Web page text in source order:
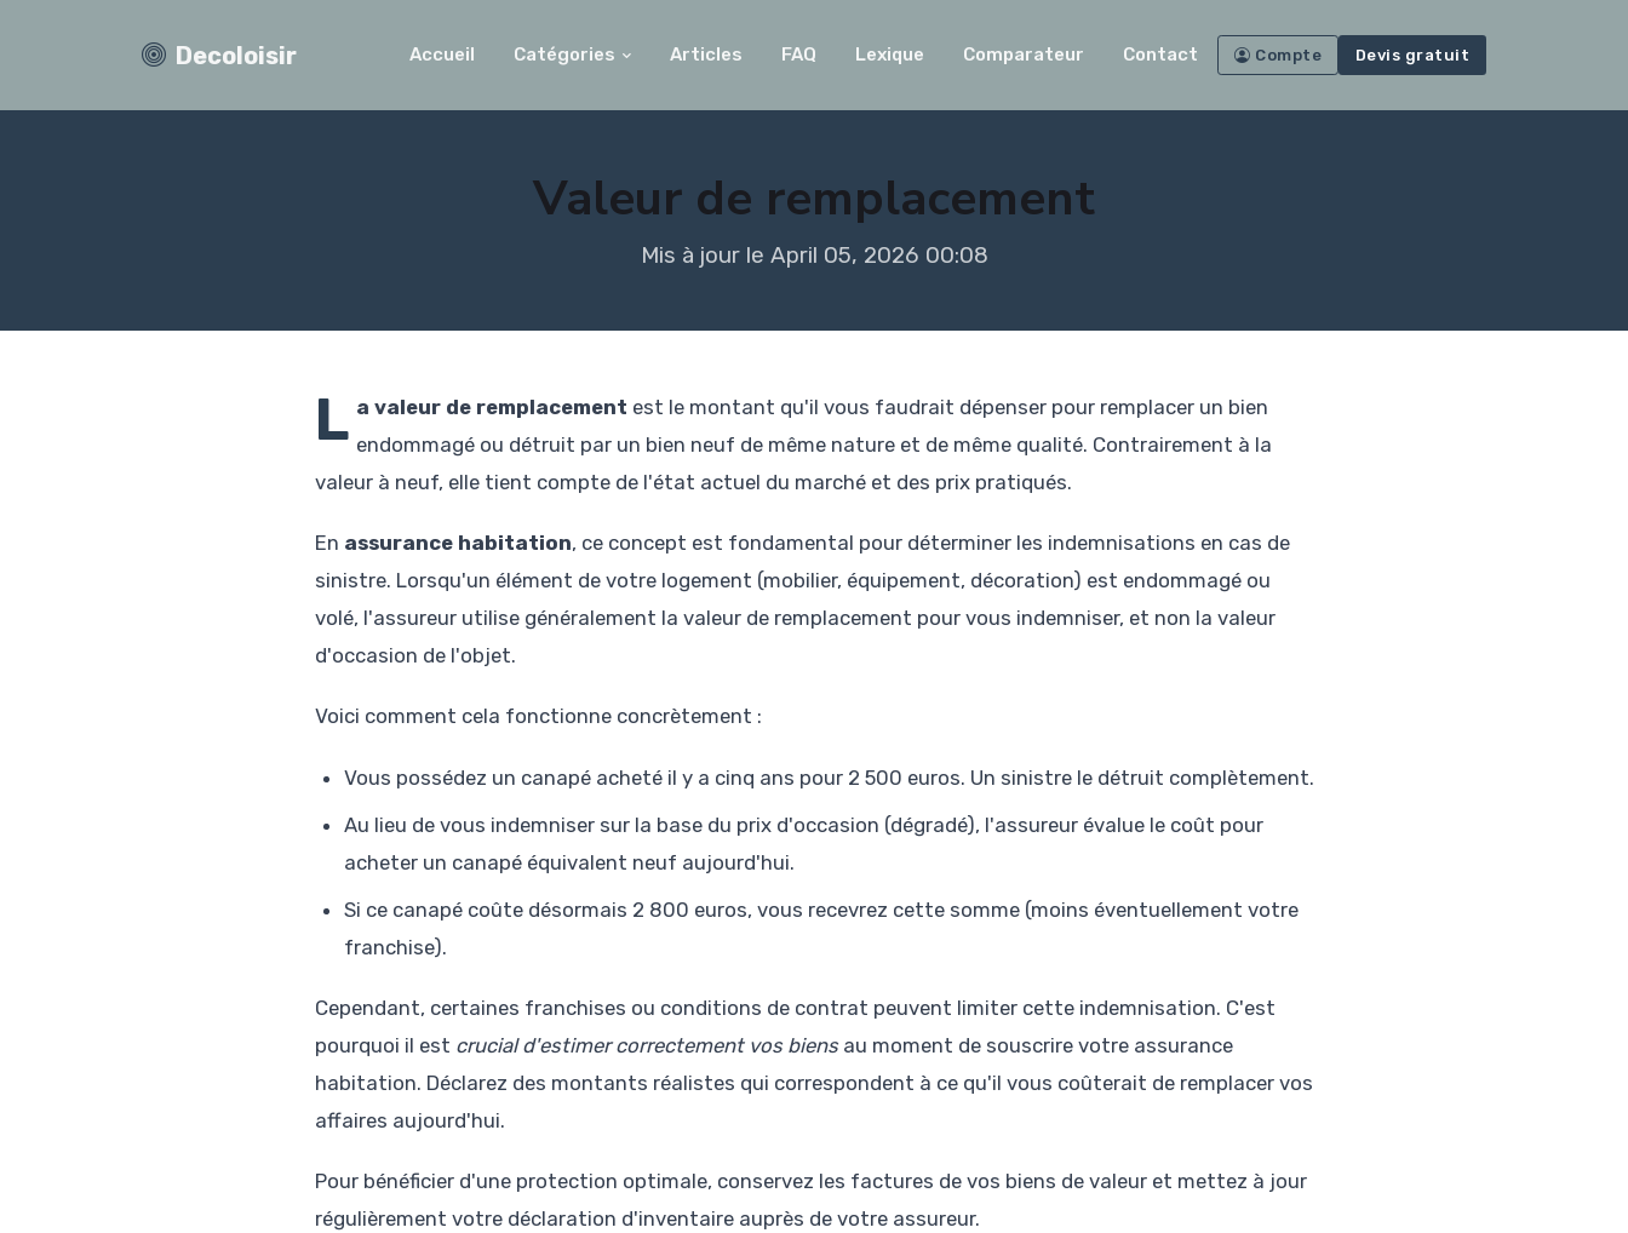
Decoloisir Accueil Catégories Articles FAQ Lexique Comparateur Contact Compte Devis gratuit
Valeur de remplacement
Mis à jour le April 05, 2026 00:08
L a valeur de remplacement est le montant qu'il vous faudrait dépenser pour remplacer un bien
endommagé ou détruit par un bien neuf de même nature et de même qualité. Contrairement à la
valeur à neuf, elle tient compte de l'état actuel du marché et des prix pratiqués.
En assurance habitation, ce concept est fondamental pour déterminer les indemnisations en cas de
sinistre. Lorsqu'un élément de votre logement (mobilier, équipement, décoration) est endommagé ou
volé, l'assureur utilise généralement la valeur de remplacement pour vous indemniser, et non la valeur
d'occasion de l'objet.
Voici comment cela fonctionne concrètement :
Vous possédez un canapé acheté il y a cinq ans pour 2 500 euros. Un sinistre le détruit complètement.
Au lieu de vous indemniser sur la base du prix d'occasion (dégradé), l'assureur évalue le coût pour
acheter un canapé équivalent neuf aujourd'hui.
Si ce canapé coûte désormais 2 800 euros, vous recevrez cette somme (moins éventuellement votre
franchise).
Cependant, certaines franchises ou conditions de contrat peuvent limiter cette indemnisation. C'est
pourquoi il est crucial d'estimer correctement vos biensau moment de souscrire votre assurance
habitation. Déclarez des montants réalistes qui correspondent à ce qu'il vous coûterait de remplacer vos
affaires aujourd'hui.
Pour bénéficier d'une protection optimale, conservez les factures de vos biens de valeur et mettez à jour
régulièrement votre déclaration d'inventaire auprès de votre assureur.